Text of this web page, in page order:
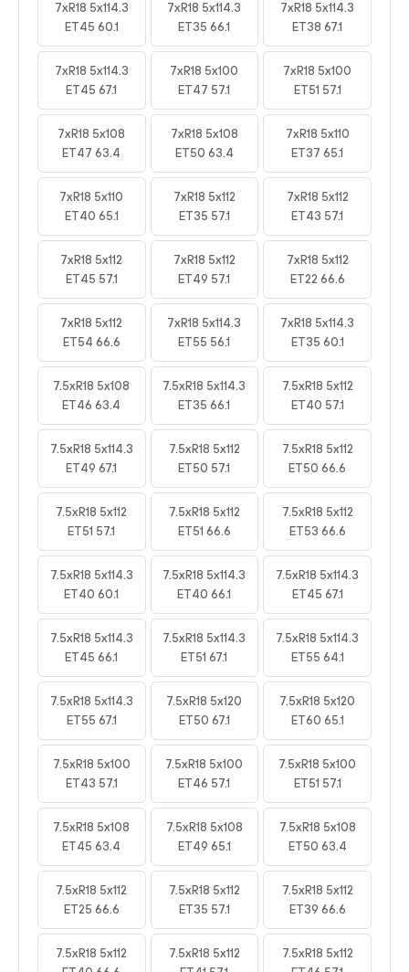
7xR18 5x114.3
ET45 60.1
7xR18 5x114.3
ET35 66.1
7xR18 5x114.3
ET38 67.1
7xR18 5x114.3
ET45 67.1
7xR18 5x100
ET47 57.1
7xR18 5x100
ET51 57.1
7xR18 5x108
ET47 63.4
7xR18 5x108
ET50 63.4
7xR18 5x110
ET37 65.1
7xR18 5x110
ET40 65.1
7xR18 5x112
ET35 57.1
7xR18 5x112
ET43 57.1
7xR18 5x112
ET45 57.1
7xR18 5x112
ET49 57.1
7xR18 5x112
ET22 66.6
7xR18 5x112
ET54 66.6
7xR18 5x114.3
ET55 56.1
7xR18 5x114.3
ET35 60.1
7.5xR18 5x108
ET46 63.4
7.5xR18 5x114.3
ET35 66.1
7.5xR18 5x112
ET40 57.1
7.5xR18 5x114.3
ET49 67.1
7.5xR18 5x112
ET50 57.1
7.5xR18 5x112
ET50 66.6
7.5xR18 5x112
ET51 57.1
7.5xR18 5x112
ET51 66.6
7.5xR18 5x112
ET53 66.6
7.5xR18 5x114.3
ET40 60.1
7.5xR18 5x114.3
ET40 66.1
7.5xR18 5x114.3
ET45 67.1
7.5xR18 5x114.3
ET45 66.1
7.5xR18 5x114.3
ET51 67.1
7.5xR18 5x114.3
ET55 64.1
7.5xR18 5x114.3
ET55 67.1
7.5xR18 5x120
ET50 67.1
7.5xR18 5x120
ET60 65.1
7.5xR18 5x100
ET43 57.1
7.5xR18 5x100
ET46 57.1
7.5xR18 5x100
ET51 57.1
7.5xR18 5x108
ET45 63.4
7.5xR18 5x108
ET49 65.1
7.5xR18 5x108
ET50 63.4
7.5xR18 5x112
ET25 66.6
7.5xR18 5x112
ET35 57.1
7.5xR18 5x112
ET39 66.6
7.5xR18 5x112
7.5xR18 5x112
7.5xR18 5x112